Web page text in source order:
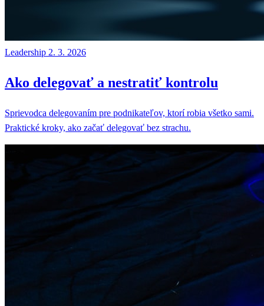
Leadership 2. 3. 2026
Ako delegovať a nestratiť kontrolu
Sprievodca delegovaním pre podnikateľov, ktorí robia všetko sami.
Praktické kroky, ako začať delegovať bez strachu.